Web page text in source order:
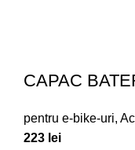
CAPAC
pentru e-bike-uri,
223 lei